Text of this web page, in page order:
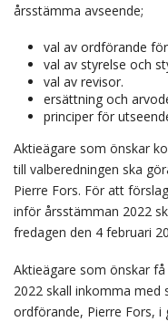
årsstämma avseende;
val av ordförande
val av styrelse och
val av revisor.
ersättning och
principer för
Aktieägare som önskar
till valberedningen ska
Pierre Fors. För att
inför årsstämman 2022
fredagen den 4 februari
Aktieägare som önskar
2022 skall inkomma med
ordförande, Pierre Fors,